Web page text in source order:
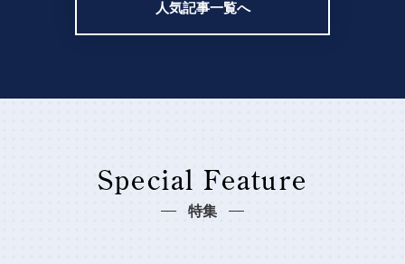
人気記事一覧へ
Special Feature
特集